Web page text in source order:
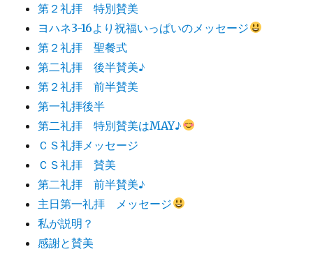
第２礼拝 特別賛美
ヨハネ3-16より祝福いっぱいのメッセージ
第２礼拝 聖餐式
第二礼拝 後半賛美♪
第２礼拝 前半賛美
第一礼拝後半
第二礼拝 特別賛美はMAY♪
ＣＳ礼拝メッセージ
ＣＳ礼拝 賛美
第二礼拝 前半賛美♪
主日第一礼拝 メッセージ
私が説明？
感謝と賛美